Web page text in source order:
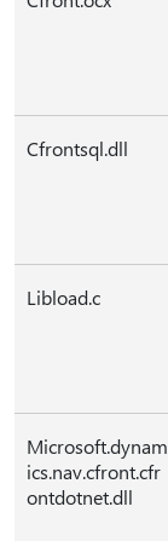
Cfrontsql.dll
Libload.c
Microsoft.dynam
ics.nav.cfront.cfr
ontdotnet.dll